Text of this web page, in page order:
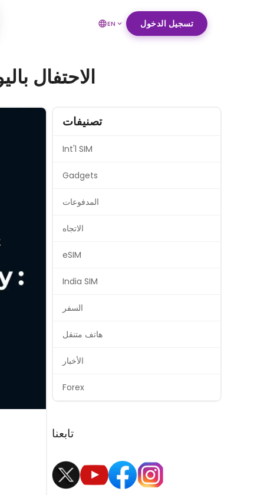
EN تسجيل الدخول
الاحتفال
تصنيفات
Int'l SIM
Gadgets
المدفوعات
الاتجاه
eSIM
India SIM
السفر
هاتف متنقل
الأخبار
Forex
تابعنا